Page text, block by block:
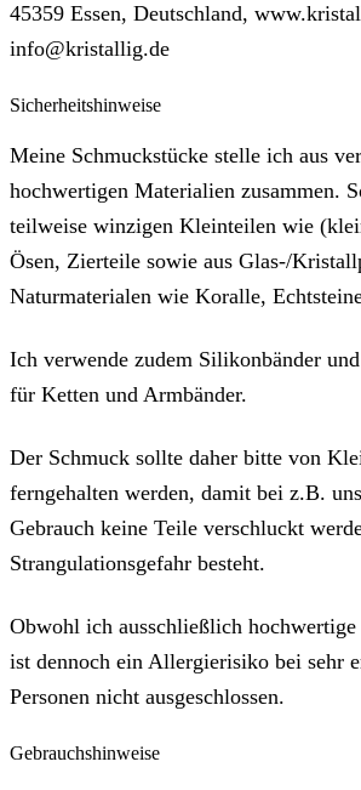
45359 Essen, Deutschland,
info@kristallig.de
Sicherheitshinweise
Meine Schmuckstücke stelle ich aus
hochwertigen Materialien zusammen.
teilweise winzigen Kleinteilen wie
Ösen, Zierteile sowie aus Glas-/
Naturmaterialen wie Koralle,
Ich verwende zudem Silikonbänder
für Ketten und Armbänder.
Der Schmuck sollte daher bitte von
ferngehalten werden, damit bei z.B.
Gebrauch keine Teile verschluckt
Strangulationsgefahr besteht.
Obwohl ich ausschließlich
ist dennoch ein Allergierisiko bei sehr
Personen nicht ausgeschlossen.
Gebrauchshinweise